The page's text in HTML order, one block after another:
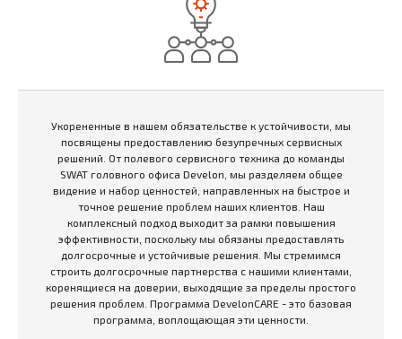
Укорененные в нашем обязательстве к устойчивости, мы
посвящены предоставлению безупречных сервисных
решений. От полевого сервисного техника до команды
SWAT головного офиса Develon, мы разделяем общее
видение и набор ценностей, направленных на быстрое и
точное решение проблем наших клиентов. Наш
комплексный подход выходит за рамки повышения
эффективности, поскольку мы обязаны предоставлять
долгосрочные и устойчивые решения. Мы стремимся
строить долгосрочные партнерства с нашими клиентами,
коренящиеся на доверии, выходящие за пределы простого
решения проблем. Программа DevelonCARE - это базовая
программа, воплощающая эти ценности.